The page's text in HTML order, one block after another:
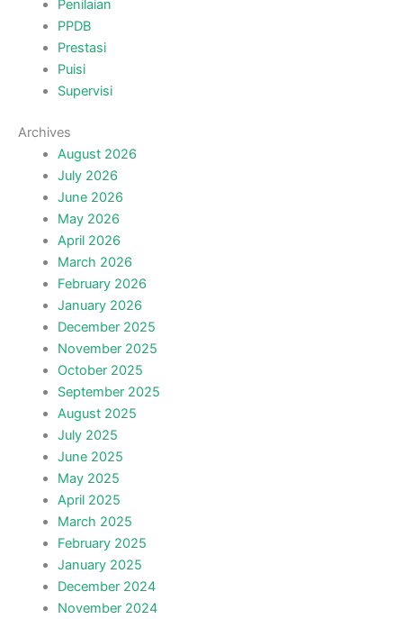
Penilaian
PPDB
Prestasi
Puisi
Supervisi
Archives
August 2026
July 2026
June 2026
May 2026
April 2026
March 2026
February 2026
January 2026
December 2025
November 2025
October 2025
September 2025
August 2025
July 2025
June 2025
May 2025
April 2025
March 2025
February 2025
January 2025
December 2024
November 2024